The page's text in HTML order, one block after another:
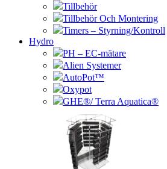
Tillbehör
Tillbehör Och Montering
Timers – Styrning/Kontroll
Hydro
PH – EC-mätare
Alien Systemer
AutoPot™
Oxypot
GHE®/ Terra Aquatica®